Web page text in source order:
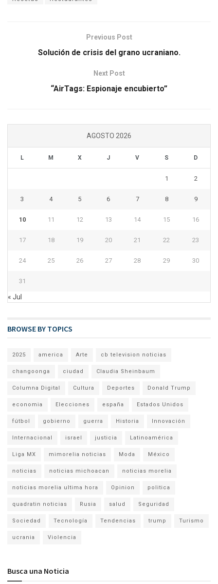
Previous Post
Solución de crisis del grano ucraniano.
Next Post
“AirTags: Espionaje encubierto”
AGOSTO 2026
L M X J V S D
1 2
3 4 5 6 7 8 9
10 11 12 13 14 15 16
17 18 19 20 21 22 23
24 25 26 27 28 29 30
31
« Jul
BROWSE BY TOPICS
2025 america Arte cb television noticias
changoonga ciudad Claudia Sheinbaum
Columna Digital Cultura Deportes Donald Trump
economia Elecciones españa Estados Unidos
fútbol gobierno guerra Historia Innovación
Internacional israel justicia Latinoamérica
Liga MX mimorelia noticias Moda México
noticias noticias michoacan noticias morelia
noticias morelia ultima hora Opinion politica
quadratin noticias Rusia salud Seguridad
Sociedad Tecnología Tendencias trump Turismo
ucrania Violencia
Busca una Noticia